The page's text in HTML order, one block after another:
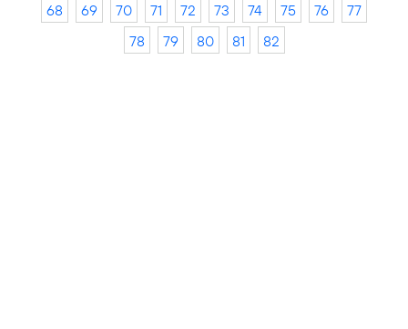
68
69 70 71 72 73 74 75 76
77
78
79 80 81 82